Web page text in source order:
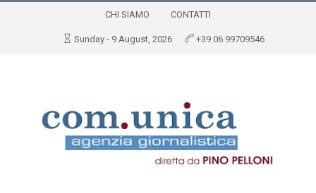
CHI SIAMO CONTATTI
Sunday - 9 August, 2026 +39 06 99709546